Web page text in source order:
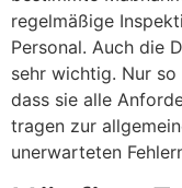
regelmäßige
Personal. Auch die
sehr wichtig. Nur so
dass sie alle
tragen zur
unerwarteten